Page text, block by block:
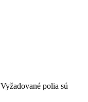
Vyžadované polia sú